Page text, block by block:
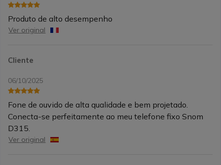
Produto de alto desempenho
Ver original
Cliente
06/10/2025
Fone de ouvido de alta qualidade e bem projetado.
Conecta-se perfeitamente ao meu telefone fixo Snom
D315.
Ver original